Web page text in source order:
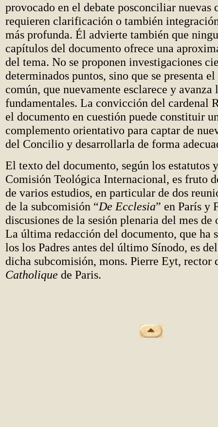
provocado en el debate posconciliar nuevas
requieren clarificación o también
más profunda. Él advierte también que
capítulos del documento ofrece una
del tema. No se proponen investigaciones
determinados puntos, sino que se presenta
común, que nuevamente esclarece y avanza
fundamentales. La convicción del cardenal
el documento en cuestión puede constituir
complemento orientativo para captar de
del Concilio y desarrollarla de forma
El texto del documento, según los estatutos
Comisión Teológica Internacional, es fruto
de varios estudios, en particular de dos
de la subcomisión “De Ecclesia” en París y
discusiones de la sesión plenaria del mes de
La última redacción del documento, que ha
los los Padres antes del último Sínodo, es
dicha subcomisión, mons. Pierre Eyt, rector
Catholique de Paris.